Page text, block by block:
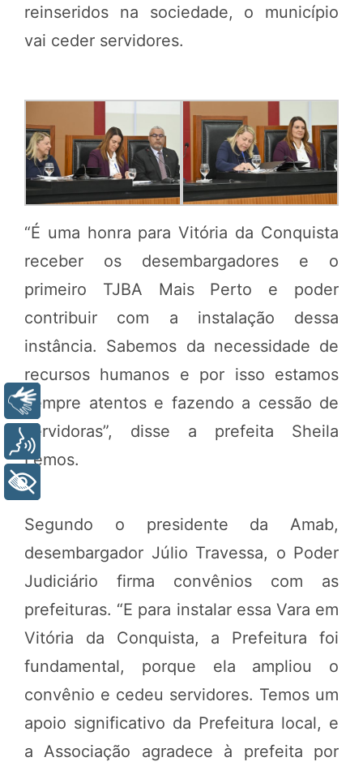
reinseridos na sociedade, o município
vai ceder servidores.
“É uma honra para Vitória da Conquista
receber os desembargadores e o
primeiro TJBA Mais Perto e poder
contribuir com a instalação dessa
instância. Sabemos da necessidade de
recursos humanos e por isso estamos
sempre atentos e fazendo a cessão de
servidoras”, disse a prefeita Sheila
Lemos.
Segundo o presidente da Amab,
desembargador Júlio Travessa, o Poder
Judiciário firma convênios com as
prefeituras. “E para instalar essa Vara em
Vitória da Conquista, a Prefeitura foi
fundamental, porque ela ampliou o
convênio e cedeu servidores. Temos um
apoio significativo da Prefeitura local, e
a Associação agradece à prefeita por
Libras
Voz